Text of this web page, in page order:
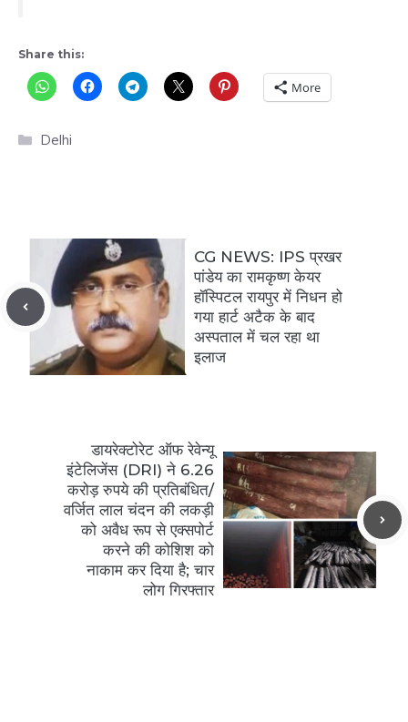
Share this:
More
Categories
Delhi
CG NEWS: IPS प्रखर
पांडेय का रामकृष्ण केयर
हॉस्पिटल रायपुर में निधन हो
गया हार्ट अटैक के बाद
अस्पताल में चल रहा था
इलाज
डायरेक्टोरेट ऑफ रेवेन्यू
इंटेलिजेंस (DRI) ने 6.26
करोड़ रुपये की प्रतिबंधित/
वर्जित लाल चंदन की लकड़ी
को अवैध रूप से एक्सपोर्ट
करने की कोशिश को
नाकाम कर दिया है; चार
लोग गिरफ्तार